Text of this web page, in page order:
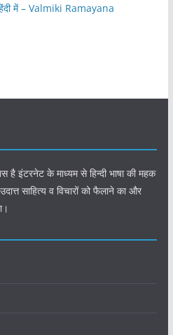
हिंदी में – Valmiki Ramayana
है इंटरनेट के माध्यम से हिन्दी भाषा की महक
साहित्य व विचारों को फैलाने का और